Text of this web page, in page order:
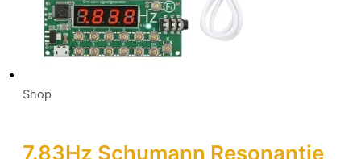
Shop
7.83Hz Schumann Resonantie